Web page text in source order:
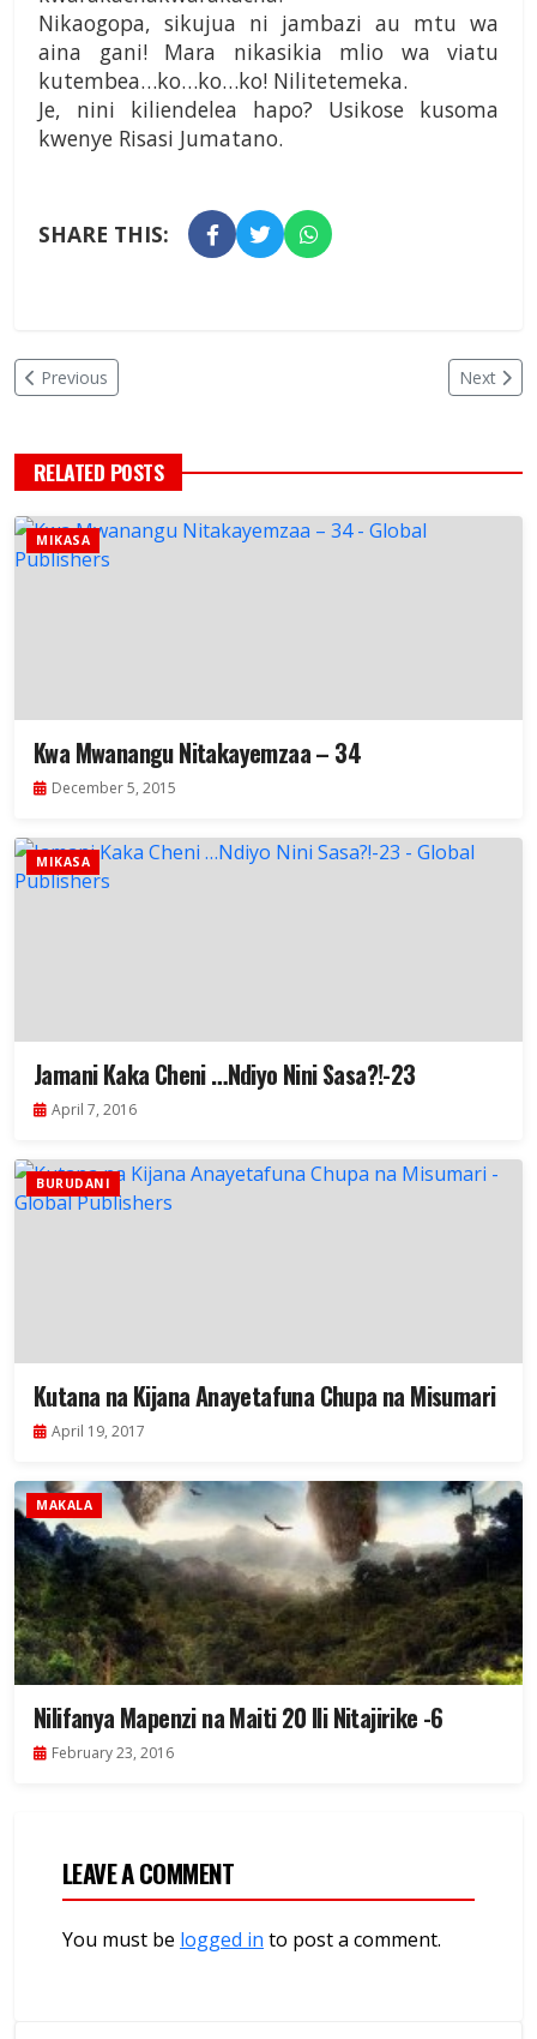
Nikaogopa, sikujua ni jambazi au mtu wa
aina gani! Mara nikasikia mlio wa viatu
kutembea…ko…ko…ko! Nilitetemeka.
Je, nini kiliendelea hapo? Usikose kusoma
kwenye Risasi Jumatano.
SHARE THIS:
Previous Next
RELATED POSTS
MIKASA
Kwa Mwanangu Nitakayemzaa – 34
December 5, 2015
MIKASA
Jamani Kaka Cheni …Ndiyo Nini Sasa?!-23
April 7, 2016
BURUDANI
Kutana na Kijana Anayetafuna Chupa na Misumari
April 19, 2017
MAKALA
Nilifanya Mapenzi na Maiti 20 Ili Nitajirike -6
February 23, 2016
LEAVE A COMMENT
You must be logged in to post a comment.